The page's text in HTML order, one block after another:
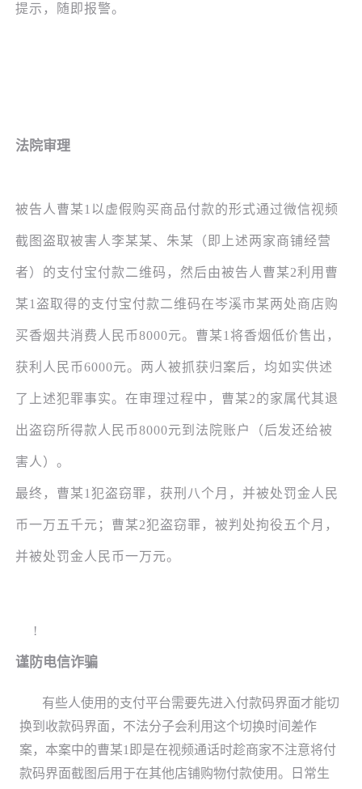
提示，随即报警。
法院审理
被告人曹某1以虚假购买商品付款的形式通过微信视频
截图盗取被害人李某某、朱某（即上述两家商铺经营
者）的支付宝付款二维码，然后由被告人曹某2利用曹
某1盗取得的支付宝付款二维码在岑溪市某两处商店购
买香烟共消费人民币8000元。曹某1将香烟低价售出，
获利人民币6000元。两人被抓获归案后，均如实供述
了上述犯罪事实。在审理过程中，曹某2的家属代其退
出盗窃所得款人民币8000元到法院账户（后发还给被
害人）。
最终，曹某1犯盗窃罪，获刑八个月，并被处罚金人民
币一万五千元；曹某2犯盗窃罪，被判处拘役五个月，
并被处罚金人民币一万元。
!
谨防电信诈骗
有些人使用的支付平台需要先进入付款码界面才能切
换到收款码界面，不法分子会利用这个切换时间差作
案，本案中的曹某1即是在视频通话时趁商家不注意将付
款码界面截图后用于在其他店铺购物付款使用。日常生